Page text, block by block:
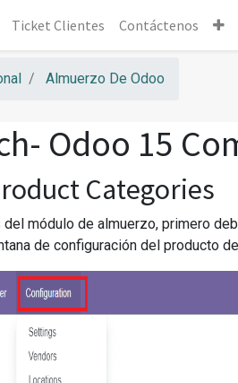
Ticket Clientes Contáctenos
Almuerzo De Odoo
Odoo 15
Categories
módulo de almuerzo, primero
de configuración del producto